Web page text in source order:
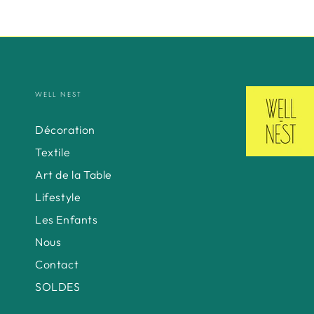
WELL NEST
Décoration
Textile
Art de la Table
Lifestyle
Les Enfants
Nous
Contact
SOLDES